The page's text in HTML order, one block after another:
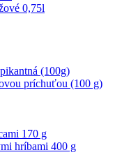
0,75l
(100g)
príchuťou (100 g)
170 g
hríbami 400 g